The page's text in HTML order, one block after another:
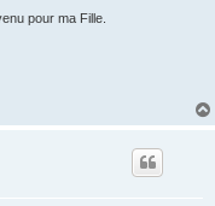
pour ma Fille.